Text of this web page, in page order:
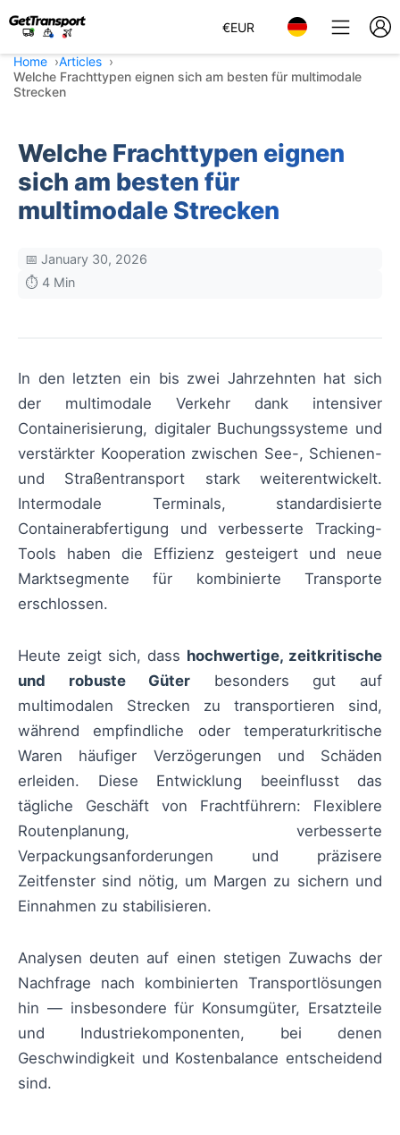
€EUR
Home
Articles
Welche Frachttypen eignen sich am besten für multimodale
Strecken
Welche Frachttypen eignen
sich am besten für
multimodale Strecken
📅 January 30, 2026
⏱️ 4 Min
In den letzten ein bis zwei Jahrzehnten hat sich
der multimodale Verkehr dank intensiver
Containerisierung, digitaler Buchungssysteme und
verstärkter Kooperation zwischen See-, Schienen-
und Straßentransport stark weiterentwickelt.
Intermodale Terminals, standardisierte
Containerabfertigung und verbesserte Tracking-
Tools haben die Effizienz gesteigert und neue
Marktsegmente für kombinierte Transporte
erschlossen.
Heute zeigt sich, dass hochwertige, zeitkritische
und robuste Güter besonders gut auf
multimodalen Strecken zu transportieren sind,
während empfindliche oder temperaturkritische
Waren häufiger Verzögerungen und Schäden
erleiden. Diese Entwicklung beeinflusst das
tägliche Geschäft von Frachtführern: Flexiblere
Routenplanung, verbesserte
Verpackungsanforderungen und präzisere
Zeitfenster sind nötig, um Margen zu sichern und
Einnahmen zu stabilisieren.
Analysen deuten auf einen stetigen Zuwachs der
Nachfrage nach kombinierten Transportlösungen
hin — insbesondere für Konsumgüter, Ersatzteile
und Industriekomponenten, bei denen
Geschwindigkeit und Kostenbalance entscheidend
sind.